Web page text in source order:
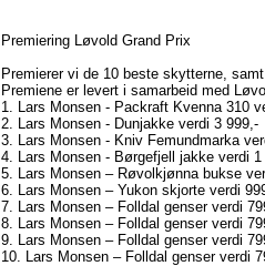
Premiering Løvold Grand Prix
Premierer vi de 10 beste skytterne,
Premiene er levert i samarbeid med
1. Lars Monsen - Packraft Kvenna 310
2. Lars Monsen - Dunjakke verdi 3 999,-
3. Lars Monsen - Kniv Femundmarka
4. Lars Monsen - Børgefjell jakke verdi 1
5. Lars Monsen – Røvolkjønna bukse
6. Lars Monsen – Yukon skjorte verdi
7. Lars Monsen – Folldal genser verdi
8. Lars Monsen – Folldal genser verdi
9. Lars Monsen – Folldal genser verdi
10. Lars Monsen – Folldal genser verdi